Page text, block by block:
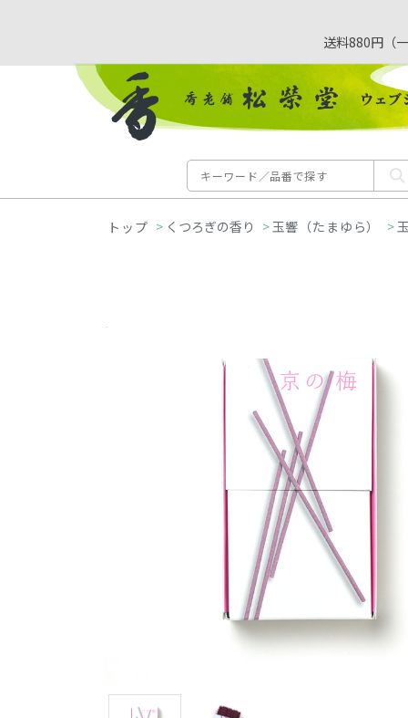
送料880円（
> くつろぎの香り >玉響（たまゆら） >